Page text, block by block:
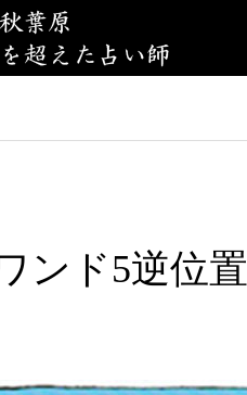
ンド5逆位置